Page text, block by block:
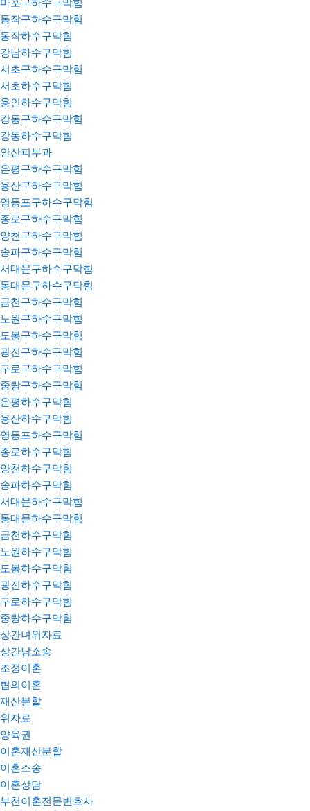
마포구하수구막힘
동작구하수구막힘
동작하수구막힘
강남하수구막힘
서초구하수구막힘
서초하수구막힘
용인하수구막힘
강동구하수구막힘
강동하수구막힘
안산피부과
은평구하수구막힘
용산구하수구막힘
영등포구하수구막힘
종로구하수구막힘
양천구하수구막힘
송파구하수구막힘
서대문구하수구막힘
동대문구하수구막힘
금천구하수구막힘
노원구하수구막힘
도봉구하수구막힘
광진구하수구막힘
구로구하수구막힘
중랑구하수구막힘
은평하수구막힘
용산하수구막힘
영등포하수구막힘
종로하수구막힘
양천하수구막힘
송파하수구막힘
서대문하수구막힘
동대문하수구막힘
금천하수구막힘
노원하수구막힘
도봉하수구막힘
광진하수구막힘
구로하수구막힘
중랑하수구막힘
상간녀위자료
상간남소송
조정이혼
협의이혼
재산분할
위자료
양육권
이혼재산분할
이혼소송
이혼상담
부천이혼전문변호사